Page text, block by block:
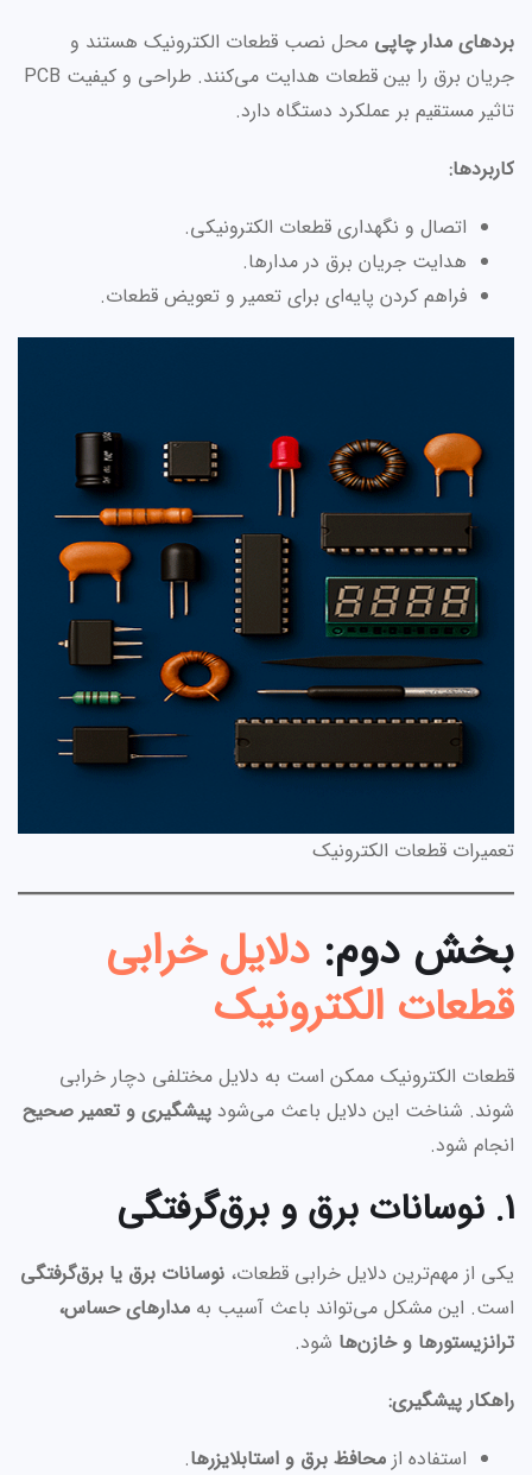
بردهای مدار چاپی محل نصب قطعات الکترونیک هستند و
جریان برق را بین قطعات هدایت می‌کنند. طراحی و کیفیت PCB
تاثیر مستقیم بر عملکرد دستگاه دارد.
کاربردها:
اتصال و نگهداری قطعات الکترونیکی.
هدایت جریان برق در مدارها.
فراهم کردن پایه‌ای برای تعمیر و تعویض قطعات.
تعمیرات قطعات الکترونیک
بخش دوم: دلایل خرابی
قطعات الکترونیک
قطعات الکترونیک ممکن است به دلایل مختلفی دچار خرابی
شوند. شناخت این دلایل باعث می‌شود پیشگیری و تعمیر صحیح
انجام شود.
۱. نوسانات برق و برق‌گرفتگی
یکی از مهم‌ترین دلایل خرابی قطعات، نوسانات برق یا برق‌گرفتگی
است. این مشکل می‌تواند باعث آسیب به مدارهای حساس،
ترانزیستورها و خازن‌ها شود.
راهکار پیشگیری:
استفاده از محافظ برق و استابلایزرها.